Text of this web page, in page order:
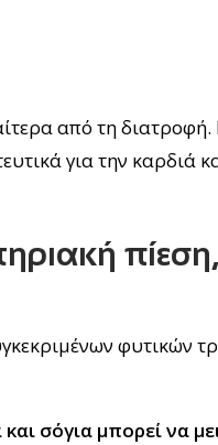
από τη
για την καρδιά
φυτικών
σόγια μπορεί να